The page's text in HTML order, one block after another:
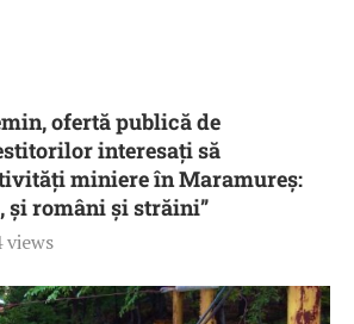
ofertă publică de
interesați să
miniere în Maramureș:
și români și străini”
views